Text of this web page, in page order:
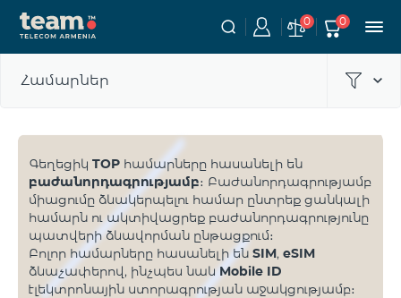
0 0
Համարներ
Գեղեցիկ TOP համարները հասանելի են
բաժանորդագրությամբ։ Բաժանորդագրությամբ
միացումը ձևակերպելու համար ընտրեք ցանկալի
համարն ու ակտիվացրեք բաժանորդագրությունը
պատվերի ձևավորման ընթացքում։
Բոլոր համարները հասանելի են SIM, eSIM
ձևաչափերով, ինչպես նաևMobile ID
էլեկտրոնային ստորագրության աջակցությամբ։